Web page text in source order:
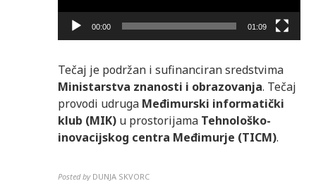
00:00 01:09
Tečaj je podržan i sufinanciran sredstvima
Ministarstva znanosti i obrazovanja. Tečaj
provodi udruga Međimurski informatički
klub (MIK) u prostorijama Tehnološko-
inovacijskog centra Međimurje (TICM).
Posted by DUNJA SKVORC